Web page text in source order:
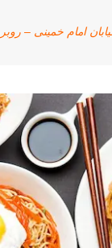
امام خمینی – روبروی آفتاب ۶۴